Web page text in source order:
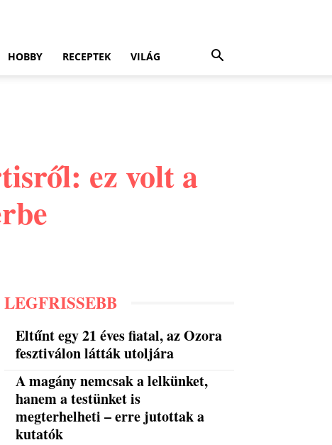
HOBBY RECEPTEK VILÁG
ez volt a
LEGFRISSEBB
Eltűnt egy 21 éves fiatal, az Ozora
fesztiválon látták utoljára
A magány nemcsak a lelkünket,
hanem a testünket is
megterhelheti – erre jutottak a
kutatók